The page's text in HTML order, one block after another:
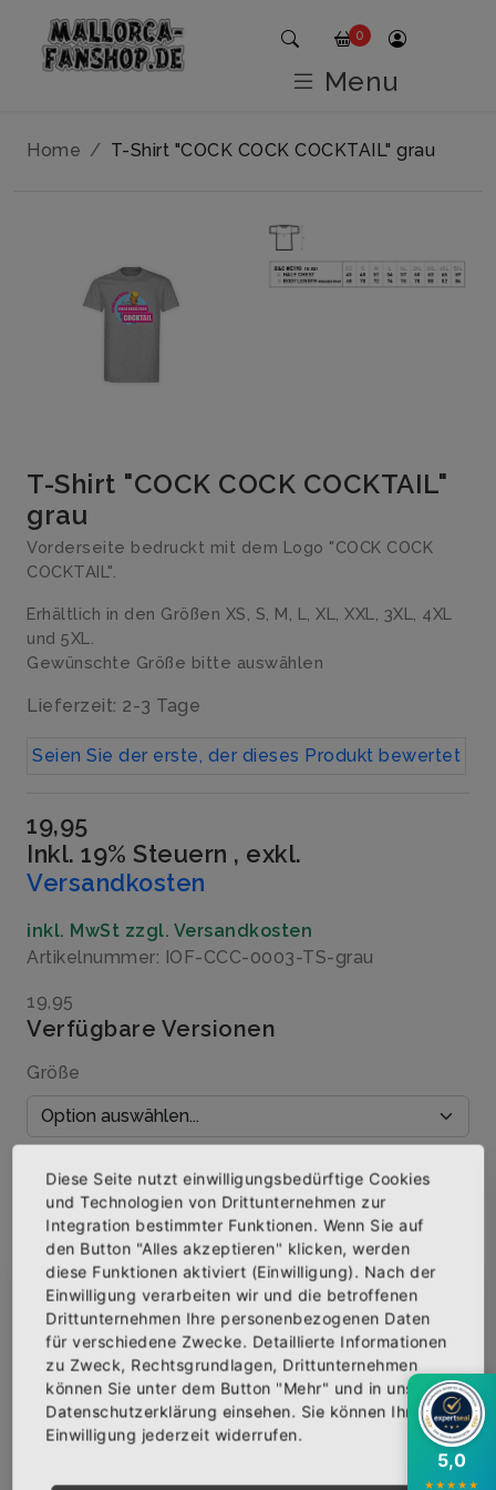
Home T-Shirt "COCK COCK COCKTAIL" grau
T-Shirt "COCK COCK COCKTAIL"
grau
Vorderseite bedruckt mit dem Logo "COCK COCK
COCKTAIL".
Erhältlich in den Größen XS, S, M, L, XL, XXL, 3XL, 4XL
und 5XL.
Gewünschte Größe bitte auswählen
Lieferzeit: 2-3 Tage
Seien Sie der erste, der dieses Produkt bewertet
19,95
Inkl. 19% Steuern , exkl.
Versandkosten
inkl. MwSt zzgl. Versandkosten
Artikelnummer: IOF-CCC-0003-TS-grau
19,95
Verfügbare Versionen
Größe
Menge
IN DEN WARENKORB
AUF DIE WUNSCHLISTE
BESCHREIBUNG
Abonniere jetzt unseren Newsletter
Bekomme die aktuellsten News über neue
Produkte und zudem einen 10% Gutschein für
deine nächste Bestellung.
0
Menu
5,0
★★★★★
Diese Seite nutzt einwilligungsbedürftige Cookies
und Technologien von Drittunternehmen zur
Integration bestimmter Funktionen. Wenn Sie auf
den Button "Alles akzeptieren" klicken, werden
diese Funktionen aktiviert (Einwilligung). Nach der
Einwilligung verarbeiten wir und die betroffenen
Drittunternehmen Ihre personenbezogenen Daten
für verschiedene Zwecke. Detaillierte Informationen
zu Zweck, Rechtsgrundlagen, Drittunternehmen
können Sie unter dem Button "Mehr" und in unserer
Datenschutzerklärung einsehen. Sie können Ihre
Einwilligung jederzeit widerrufen.